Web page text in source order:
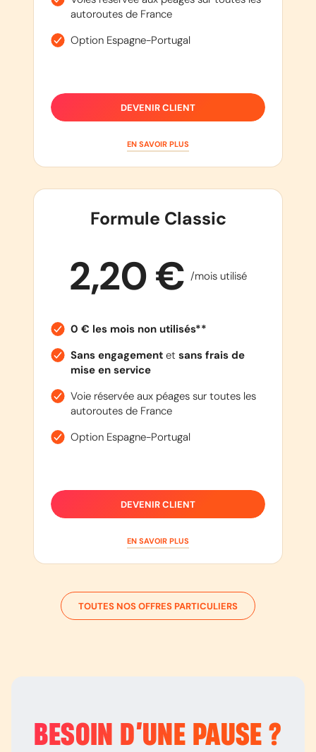
autoroutes de France
Option Espagne-Portugal
DEVENIR CLIENT
EN SAVOIR PLUS
Formule Classic
2,20 € /mois utilisé
0 € les mois non utilisés**
Sans engagementet sans frais de
mise en service
Voie réservée aux péages sur toutes les
autoroutes de France
Option Espagne-Portugal
DEVENIR CLIENT
EN SAVOIR PLUS
TOUTES NOS OFFRES PARTICULIERS
BESOIN D’UNE PAUSE ?